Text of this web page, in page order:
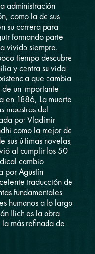
administración
como la de sus
su carrera para
formando parte
vivido siempre.
tiempo descubre
y centra su vida
que cambia
un importante
en 1886, La muerte
maestras del
por Vladimir
como la mejor de
sus últimas novelas,
al cumplir los 50
cambio
por Agustín
traducción de
fundamentales
humanos a lo largo
Ilich es la obra
más refinada de